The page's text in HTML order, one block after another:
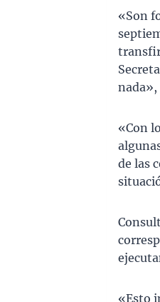
«Son
nada»,
«Con
de las
«Esto